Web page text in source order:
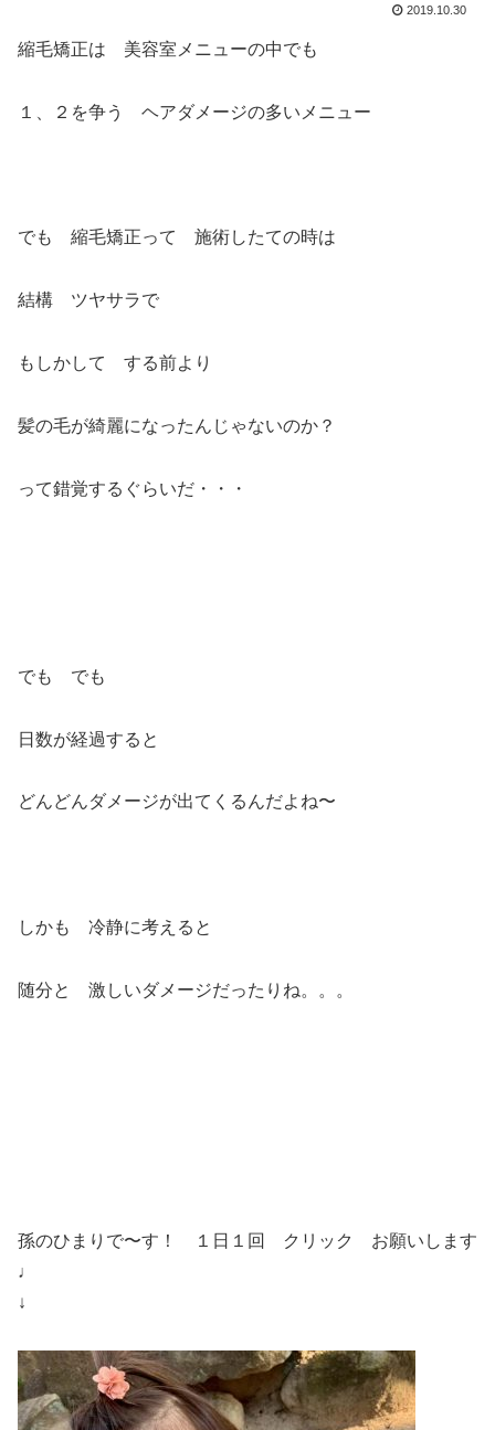
2019.10.30
縮毛矯正は 美容室メニューの中でも
１、２を争う ヘアダメージの多いメニュー
でも 縮毛矯正って 施術したての時は
結構 ツヤサラで
もしかして する前より
髪の毛が綺麗になったんじゃないのか？
って錯覚するぐらいだ・・・
でも でも
日数が経過すると
どんどんダメージが出てくるんだよね〜
しかも 冷静に考えると
随分と 激しいダメージだったりね。。。
孫のひまりで〜す！ １日１回 クリック お願いします
♩
↓